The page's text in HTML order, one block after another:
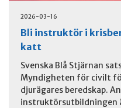
2026-03-16
Bli instruktör i
katt
Svenska Blå Stjärnan
Myndigheten för civilt
djurägares beredskap.
instruktörsutbildningen